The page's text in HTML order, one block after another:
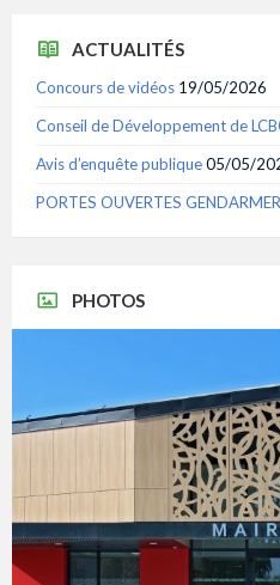
ACTUALITÉS
Concours de vidéos 19/05/2026
Conseil de Développement de
Avis d’enquête publique05/05/
PORTES OUVERTES
PHOTOS